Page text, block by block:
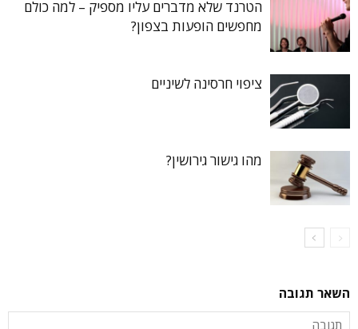
הטרנד שלא מדברים עליו מספיק – למה כולם
מחפשים הופעות בצפון?
ציפוי חרסינה לשיניים
מהו גישור גירושין?
השאר תגובה